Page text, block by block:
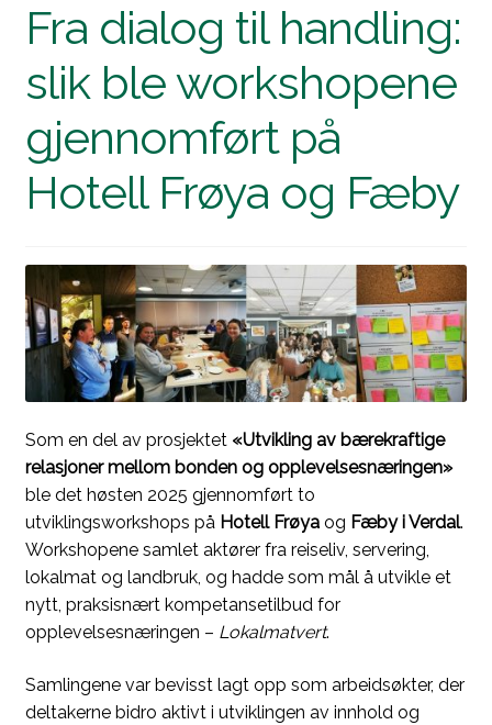
Fra dialog til handling:
slik ble workshopene
gjennomført på
Hotell Frøya og Fæby
Som en del av prosjektet «Utvikling av bærekraftige
relasjoner mellom bonden og opplevelsesnæringen»
ble det høsten 2025 gjennomført to
utviklingsworkshops på Hotell Frøyaog Fæby i Verdal.
Workshopene samlet aktører fra reiseliv, servering,
lokalmat og landbruk, og hadde som mål å utvikle et
nytt, praksisnært kompetansetilbud for
opplevelsesnæringen – Lokalmatvert.
Samlingene var bevisst lagt opp som arbeidsøkter, der
deltakerne bidro aktivt i utviklingen av innhold og